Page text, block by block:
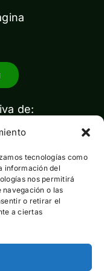
tecnologías como
información del
nos permitirá
o las
o retirar el
a ciertas
de: